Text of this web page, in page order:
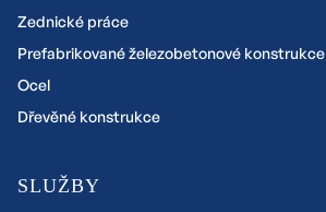
Zednické práce
Prefabrikované železobetonové konstrukce
Ocel
Dřevěné konstrukce
SLUŽBY